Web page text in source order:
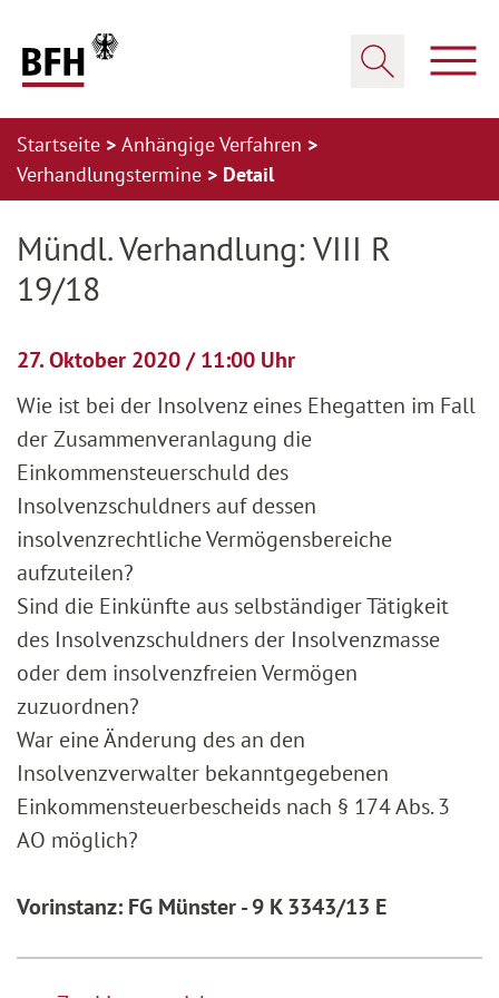
Startseite
Anhängige Verfahren
Verhandlungstermine
Detail
Mündl. Verhandlung: VIII R
19/18
27. Oktober 2020 / 11:00 Uhr
Wie ist bei der Insolvenz eines Ehegatten im Fall
der Zusammenveranlagung die
Einkommensteuerschuld des
Insolvenzschuldners auf dessen
insolvenzrechtliche Vermögensbereiche
aufzuteilen?
Sind die Einkünfte aus selbständiger Tätigkeit
des Insolvenzschuldners der Insolvenzmasse
oder dem insolvenzfreien Vermögen
zuzuordnen?
War eine Änderung des an den
Insolvenzverwalter bekanntgegebenen
Einkommensteuerbescheids nach § 174 Abs. 3
AO möglich?
Vorinstanz: FG Münster - 9 K 3343/13 E